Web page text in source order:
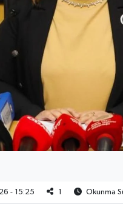
- 15:25 Okunma